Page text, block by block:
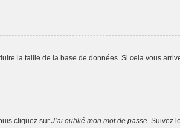
la taille de la base de données. Si cela vous
cliquez sur J’ai oublié mon mot de passe. Suivez